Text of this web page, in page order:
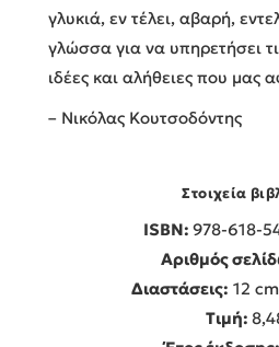
γλυκιά, εν τέλει, αβαρή,
γλώσσα για να υπηρετήσει
ιδέες και αλήθειες που μας
– Νικόλας Κουτσοδόντης
Στοιχεία
ISBN: 978-618-
Αριθμός
Διαστάσεις: 12
Τιμή: